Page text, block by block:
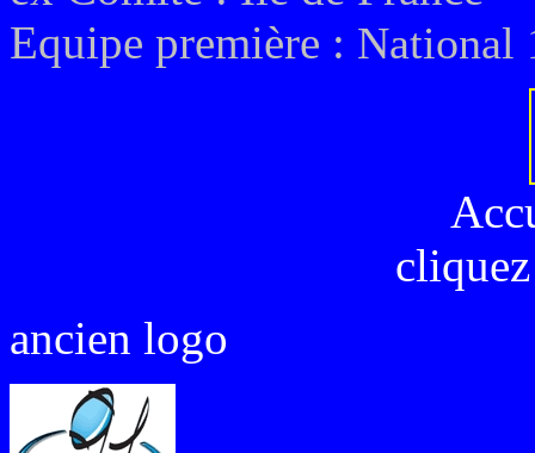
Equipe première : National
ancien logo